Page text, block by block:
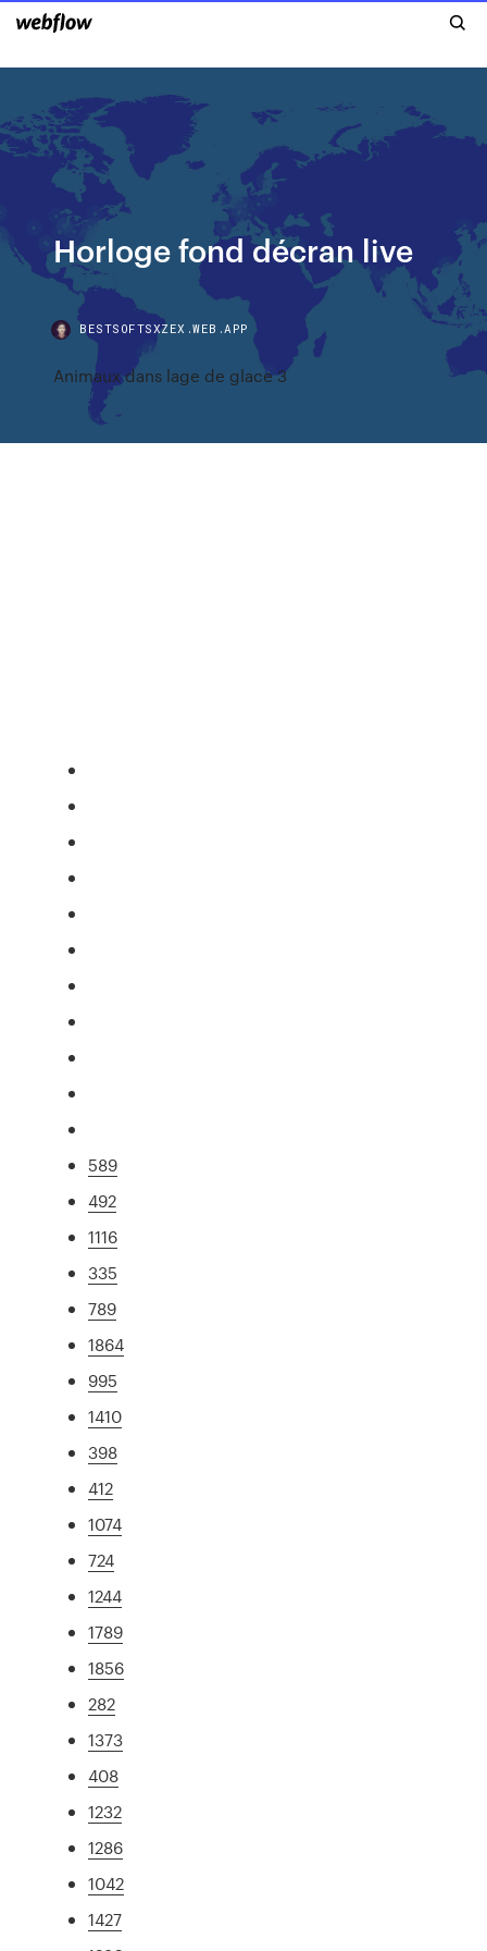
Horloge fond décran live
BESTSOFTSXZEX.WEB.APP
Animaux dans lage de glace 3
589
492
1116
335
789
1864
995
1410
398
412
1074
724
1244
1789
1856
282
1373
408
1232
1286
1042
1427